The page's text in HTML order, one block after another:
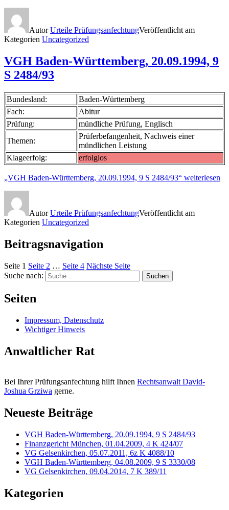
AutorUrteile PrüfungsanfechtungVeröffentlicht am
Kategorien Uncategorized
VGH Baden-Württemberg, 20.09.1994, 9
S 2484/93
Bundesland:
Baden-Württemberg
Fach:
Abitur
Prüfung:
mündliche Prüfung, Englisch
Themen:
Prüferbefangenheit, Nachweis einer
mündlichen Leistung
Klageerfolg:
erfolglos
„VGH Baden-Württemberg, 20.09.1994, 9 S 2484/93“ weiterlesen
AutorUrteile PrüfungsanfechtungVeröffentlicht am
Kategorien Uncategorized
Beitragsnavigation
Seite 1 Seite 2 … Seite 4 Nächste Seite
Suche nach:
Suchen
Seiten
Impressum, Datenschutz
Wichtiger Hinweis
Anwaltlicher Rat
Bei Ihrer Prüfungsanfechtung hilft Ihnen Rechtsanwalt David-
Joshua Grziwa gerne.
Neueste Beiträge
VGH Baden-Württemberg, 20.09.1994, 9 S 2484/93
Finanzgericht München, 01.04.2009, 4 K 424/07
VG Gelsenkirchen, 05.07.2011, 6z K 4088/10
VGH Baden-Württemberg, 04.08.2009, 9 S 3330/08
VG Gelsenkirchen, 09.04.2014, 7 K 389/11
Kategorien